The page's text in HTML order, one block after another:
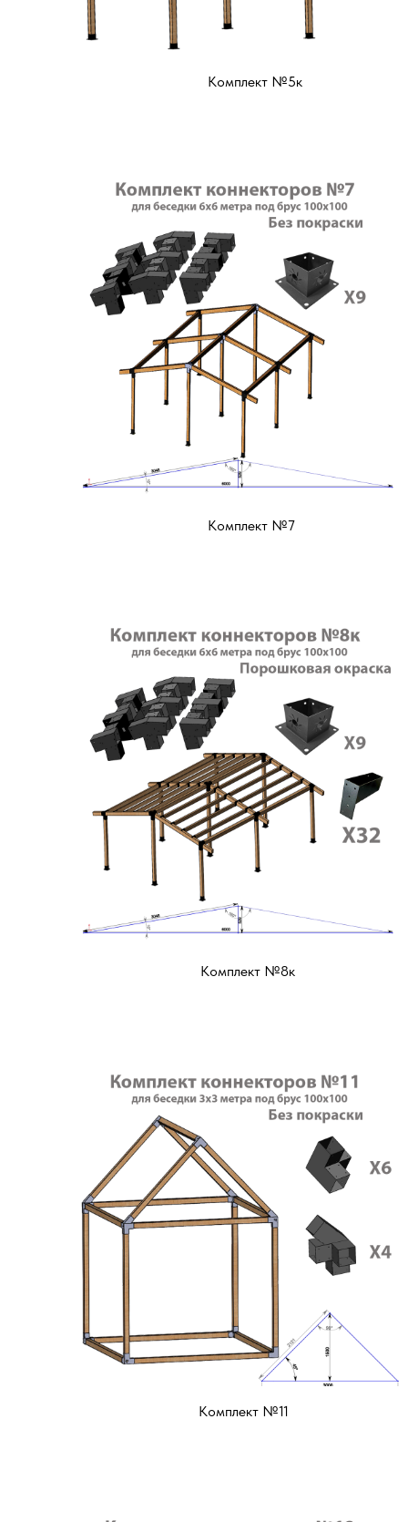
Комплект №5к
Комплект №7
Комплект №8к
Комплект №11